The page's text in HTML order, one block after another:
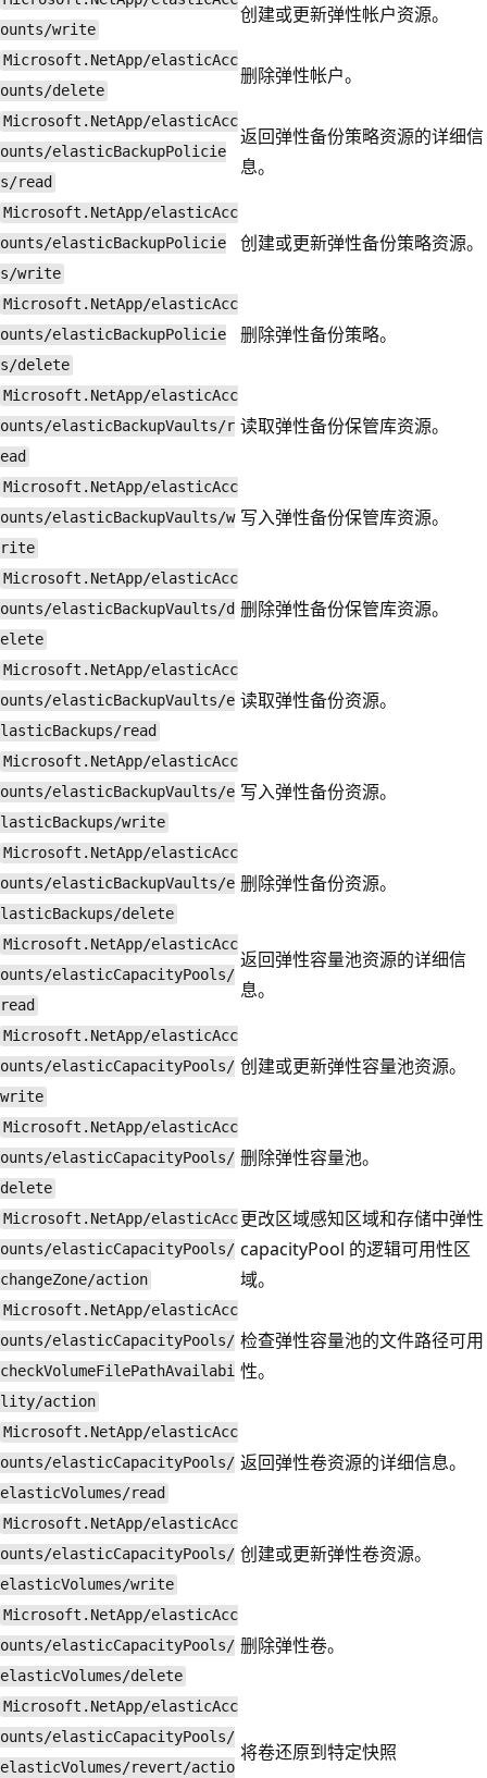
ounts/write
创建或更新弹性帐户资源。
Microsoft.NetApp/elasticAcc
ounts/delete
删除弹性帐户。
Microsoft.NetApp/elasticAcc
ounts/elasticBackupPolicie
s/read
返回弹性备份策略资源的详细信
息。
Microsoft.NetApp/elasticAcc
ounts/elasticBackupPolicie
s/write
创建或更新弹性备份策略资源。
Microsoft.NetApp/elasticAcc
ounts/elasticBackupPolicie
s/delete
删除弹性备份策略。
Microsoft.NetApp/elasticAcc
ounts/elasticBackupVaults/r
ead
读取弹性备份保管库资源。
Microsoft.NetApp/elasticAcc
ounts/elasticBackupVaults/w
rite
写入弹性备份保管库资源。
Microsoft.NetApp/elasticAcc
ounts/elasticBackupVaults/d
elete
删除弹性备份保管库资源。
Microsoft.NetApp/elasticAcc
ounts/elasticBackupVaults/e
lasticBackups/read
读取弹性备份资源。
Microsoft.NetApp/elasticAcc
ounts/elasticBackupVaults/e
lasticBackups/write
写入弹性备份资源。
Microsoft.NetApp/elasticAcc
ounts/elasticBackupVaults/e
lasticBackups/delete
删除弹性备份资源。
Microsoft.NetApp/elasticAcc
ounts/elasticCapacityPools/
read
返回弹性容量池资源的详细信
息。
Microsoft.NetApp/elasticAcc
ounts/elasticCapacityPools/
write
创建或更新弹性容量池资源。
Microsoft.NetApp/elasticAcc
ounts/elasticCapacityPools/
delete
删除弹性容量池。
Microsoft.NetApp/elasticAcc
ounts/elasticCapacityPools/
changeZone/action
更改区域感知区域和存储中弹性
capacityPool 的逻辑可用性区
域。
Microsoft.NetApp/elasticAcc
ounts/elasticCapacityPools/
checkVolumeFilePathAvailabi
lity/action
检查弹性容量池的文件路径可用
性。
Microsoft.NetApp/elasticAcc
ounts/elasticCapacityPools/
elasticVolumes/read
返回弹性卷资源的详细信息。
Microsoft.NetApp/elasticAcc
ounts/elasticCapacityPools/
elasticVolumes/write
创建或更新弹性卷资源。
Microsoft.NetApp/elasticAcc
ounts/elasticCapacityPools/
elasticVolumes/delete
删除弹性卷。
Microsoft.NetApp/elasticAcc
ounts/elasticCapacityPools/
elasticVolumes/revert/actio
将卷还原到特定快照